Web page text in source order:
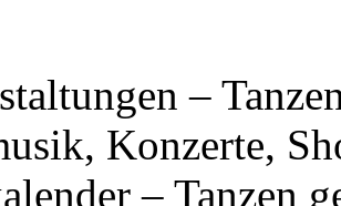
–
Konzerte,
– Tanzen